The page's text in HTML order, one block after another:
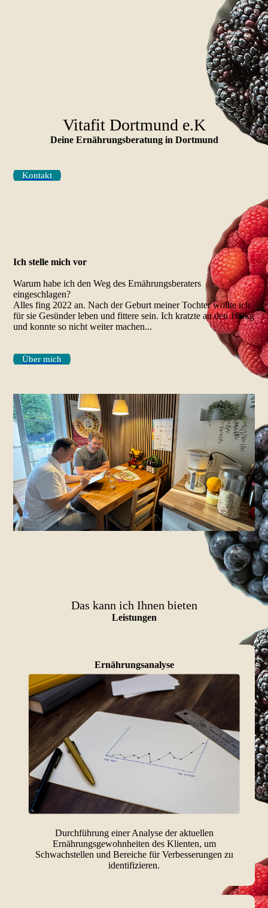
Vitafit Dortmund e.K
Deine Ernährungs­beratung in Dortmund
Kontakt
Ich stelle mich vor
Warum habe ich den Weg des Ernährungsberaters
eingeschlagen?
Alles fing 2022 an. Nach der Geburt meiner Tochter wollte ich
für sie Gesünder leben und fittere sein. Ich kratzte an den 100kg
und konnte so nicht weiter machen...
Über mich
Das kann ich Ihnen bieten
Leistungen
Ernährungsanalyse
Durchführung einer Analyse der aktuellen
Ernährungsgewohnheiten des Klienten, um
Schwachstellen und Bereiche für Verbesserungen zu
identifizieren.